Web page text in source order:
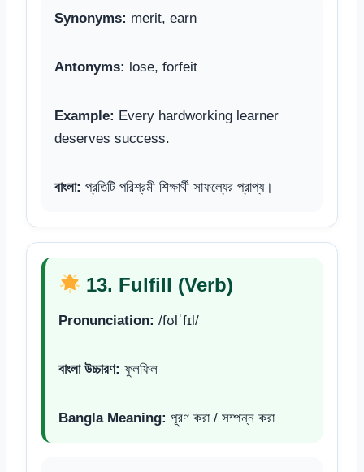
Synonyms: merit, earn
Antonyms: lose, forfeit
Example: Every hardworking learner
deserves success.
বাংলা: প্রতিটি পরিশ্রমী শিক্ষার্থী সাফল্যের প্রাপ্য।
13. Fulfill (Verb)
Pronunciation: /fʊlˈfɪl/
বাংলা উচ্চারণ: ফুলফিল
Bangla Meaning: পূরণ করা / সম্পন্ন করা